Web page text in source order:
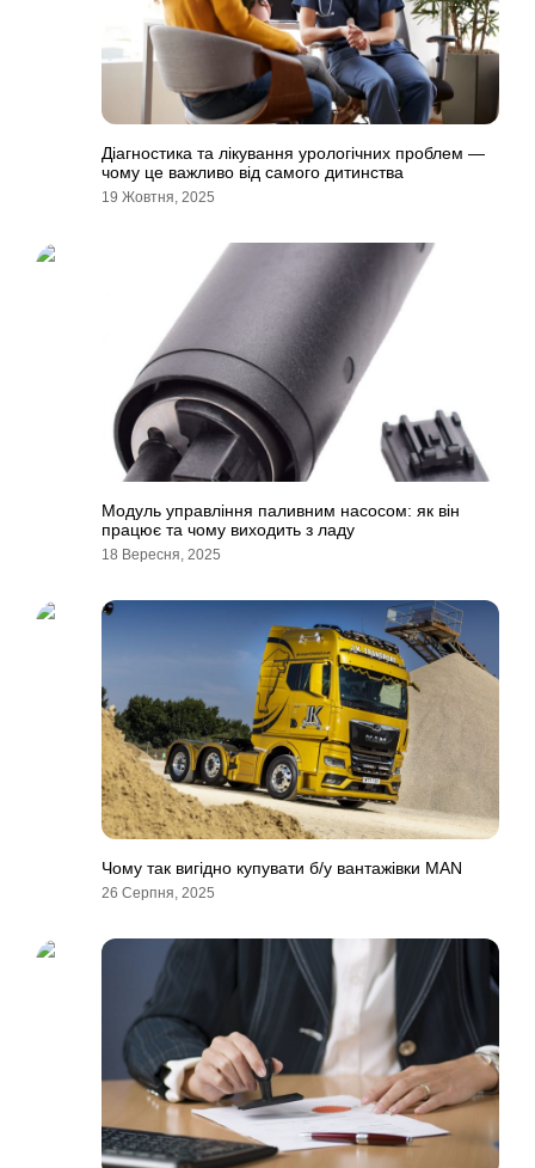
Діагностика та лікування урологічних проблем —
чому це важливо від самого дитинства
19 Жовтня, 2025
Модуль управління паливним насосом: як він
працює та чому виходить з ладу
18 Вересня, 2025
Чому так вигідно купувати б/у вантажівки MAN
26 Серпня, 2025